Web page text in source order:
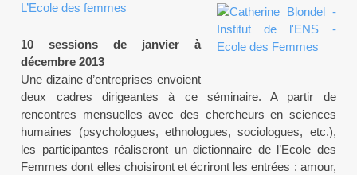
L’Ecole des femmes
10 sessions de janvier à
décembre 2013
Une dizaine d’entreprises envoient
deux cadres dirigeantes à ce séminaire. A partir de
rencontres mensuelles avec des chercheurs en sciences
humaines (psychologues, ethnologues, sociologues, etc.),
les participantes réaliseront un dictionnaire de l’Ecole des
Femmes dont elles choisiront et écriront les entrées : amour,